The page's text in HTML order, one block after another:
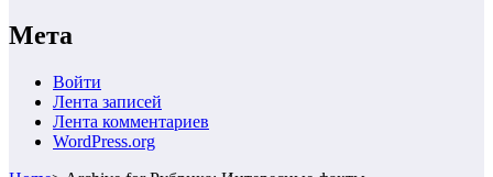
Мета
Войти
Лента записей
Лента комментариев
WordPress.org